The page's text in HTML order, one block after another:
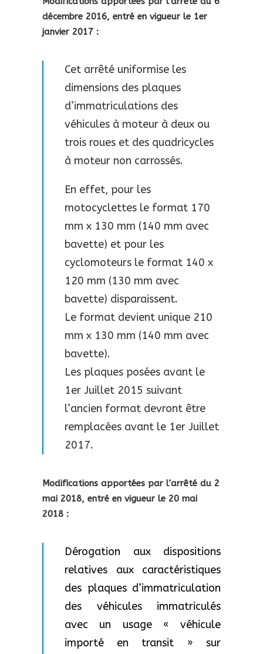
décembre 2016, entré en vigueur le 1er
janvier 2017 :
Cet arrêté uniformise les
dimensions des plaques
d’immatriculations des
véhicules à moteur à deux ou
trois roues et des quadricycles
à moteur non carrossés.
En effet, pour les
motocyclettes le format 170
mm x 130 mm (140 mm avec
bavette) et pour les
cyclomoteurs le format 140 x
120 mm (130 mm avec
bavette) disparaissent.
Le format devient unique 210
mm x 130 mm (140 mm avec
bavette).
Les plaques posées avant le
1er Juillet 2015 suivant
l’ancien format devront être
remplacées avant le 1er Juillet
2017.
Modifications apportées par l’arrêté du 2
mai 2018, entré en vigueur le 20 mai
2018 :
Dérogation aux dispositions
relatives aux caractéristiques
des plaques d’immatriculation
des véhicules immatriculés
avec un usage « véhicule
importé en transit » sur